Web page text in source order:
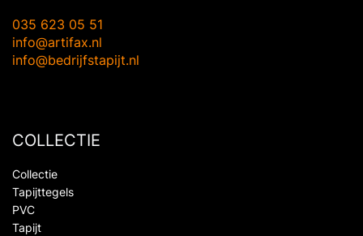
035 623 05 51
info@artifax.nl
info@bedrijfstapijt.nl
COLLECTIE
Collectie
Tapijttegels
PVC
Tapijt